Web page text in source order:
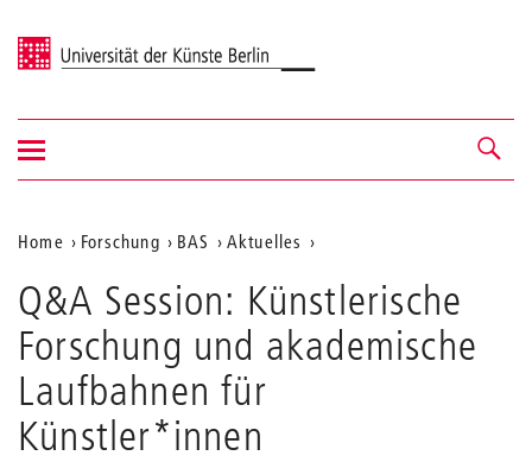
Universität der Künste Berlin
Navigation &
Suche
Navigation
ein-/ausblenden
Aktuelle
Position
auf
der
Webseite
Home Forschung BAS Aktuelles
Q&A Session: Künstlerische
Forschung und akademische
Laufbahnen für
Künstler*innen